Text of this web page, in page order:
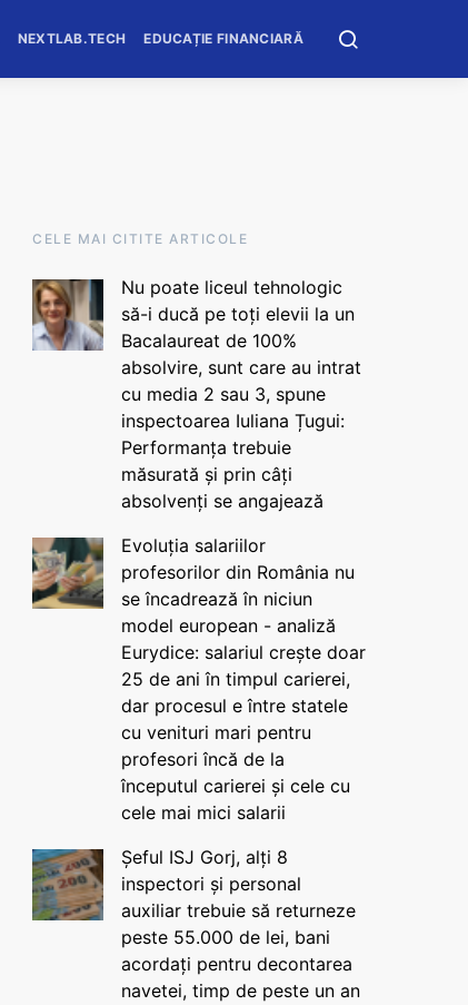
NEXTLAB.TECH EDUCAȚIE FINANCIARĂ
CELE MAI CITITE ARTICOLE
Nu poate liceul tehnologic
să-i ducă pe toți elevii la un
Bacalaureat de 100%
absolvire, sunt care au intrat
cu media 2 sau 3, spune
inspectoarea Iuliana Țugui:
Performanța trebuie
măsurată și prin câți
absolvenți se angajează
Evoluția salariilor
profesorilor din România nu
se încadrează în niciun
model european - analiză
Eurydice: salariul crește doar
25 de ani în timpul carierei,
dar procesul e între statele
cu venituri mari pentru
profesori încă de la
începutul carierei și cele cu
cele mai mici salarii
Șeful ISJ Gorj, alți 8
inspectori și personal
auxiliar trebuie să returneze
peste 55.000 de lei, bani
acordați pentru decontarea
navetei, timp de peste un an